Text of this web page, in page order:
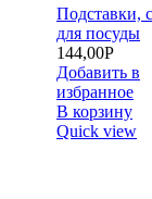
Подставки,
для посуды
144,00Р
Добавить в
избранное
В корзину
Quick view